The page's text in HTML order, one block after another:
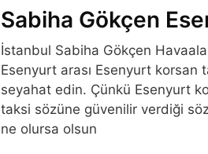
Sabiha Gökçen
İstanbul Sabiha Gökçen
Esenyurt arası Esenyurt korsan
seyahat edin. Çünkü Esenyurt
taksi sözüne güvenilir verdiği
ne olursa olsun